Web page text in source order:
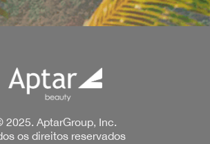
2025. AptarGroup, Inc.
os direitos reservados